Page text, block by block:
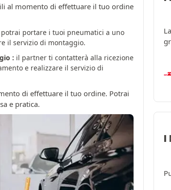
al momento di effettuare il tuo ordine
potrai portare i tuoi pneumatici a uno
il servizio di montaggio.
: il partner ti contatterà alla ricezione
e realizzare il servizio di
di effettuare il tuo ordine. Potrai
e pratica.
I